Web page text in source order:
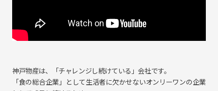
神戸物産は、「チャレンジし続けている」会社です。
「食の総合企業」として生活者に欠かせないオンリーワンの企業